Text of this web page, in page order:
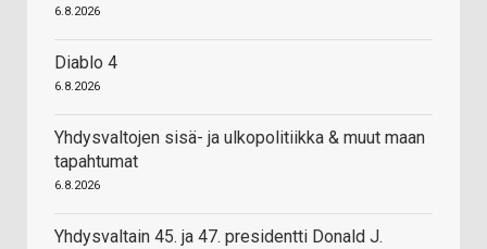
6.8.2026
Diablo 4
6.8.2026
Yhdysvaltojen sisä- ja ulkopolitiikka & muut maan
tapahtumat
6.8.2026
Yhdysvaltain 45. ja 47. presidentti Donald J.